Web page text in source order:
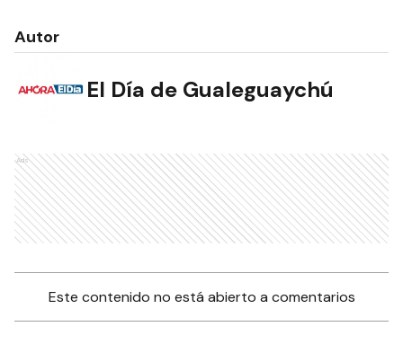
Autor
El Día de Gualeguaychú
Ads
Este contenido no está abierto a comentarios